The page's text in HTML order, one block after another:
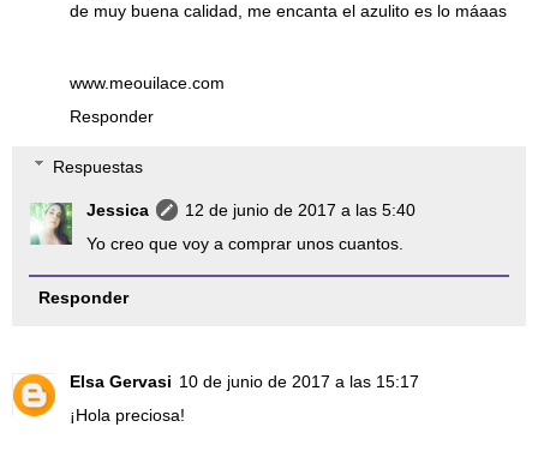
de muy buena calidad, me encanta el azulito es lo máaas
www.meouilace.com
Responder
Respuestas
Jessica
12 de junio de 2017 a las 5:40
Yo creo que voy a comprar unos cuantos.
Responder
Elsa Gervasi 10 de junio de 2017 a las 15:17
¡Hola preciosa!